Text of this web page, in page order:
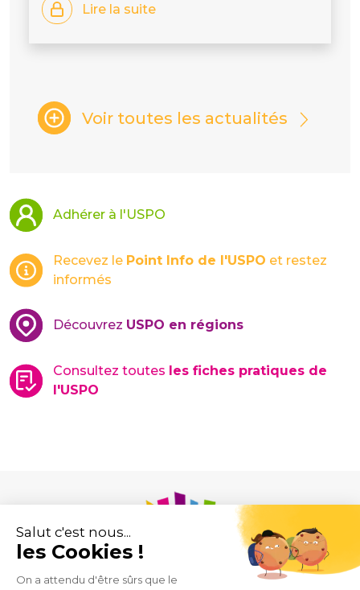
Lire la suite
Voir toutes les actualités
Adhérer à l'USPO
Recevez le Point Info de l'USPO et restez
informés
Découvrez USPO en régions
Consultez toutes les fiches pratiques de
l'USPO